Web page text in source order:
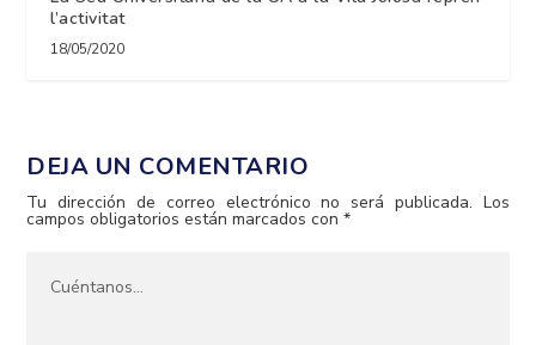
l’activitat
18/05/2020
DEJA UN COMENTARIO
Tu dirección de correo electrónico no será publicada. Los
campos obligatorios están marcados con*